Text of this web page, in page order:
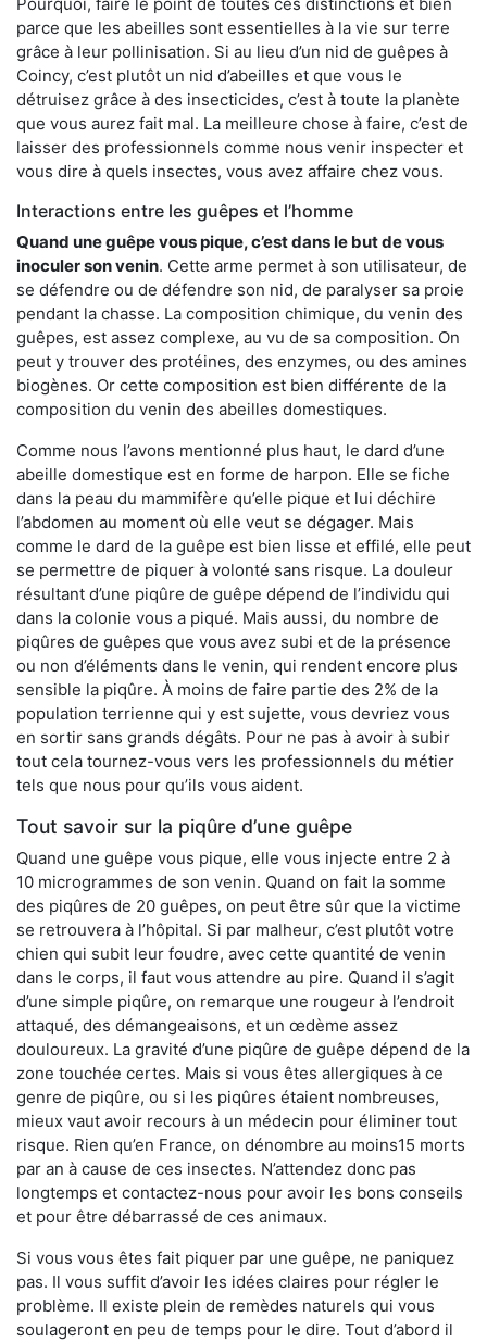
parce que les abeilles sont essentielles à la vie sur terre
grâce à leur pollinisation. Si au lieu d’un nid de guêpes à
Coincy, c’est plutôt un nid d’abeilles et que vous le
détruisez grâce à des insecticides, c’est à toute la planète
que vous aurez fait mal. La meilleure chose à faire, c’est de
laisser des professionnels comme nous venir inspecter et
vous dire à quels insectes, vous avez affaire chez vous.
Interactions entre les guêpes et l’homme
Quand une guêpe vous pique, c’est dans le but de vous
inoculer son venin. Cette arme permet à son utilisateur, de
se défendre ou de défendre son nid, de paralyser sa proie
pendant la chasse. La composition chimique, du venin des
guêpes, est assez complexe, au vu de sa composition. On
peut y trouver des protéines, des enzymes, ou des amines
biogènes. Or cette composition est bien différente de la
composition du venin des abeilles domestiques.
Comme nous l’avons mentionné plus haut, le dard d’une
abeille domestique est en forme de harpon. Elle se fiche
dans la peau du mammifère qu’elle pique et lui déchire
l’abdomen au moment où elle veut se dégager. Mais
comme le dard de la guêpe est bien lisse et effilé, elle peut
se permettre de piquer à volonté sans risque. La douleur
résultant d’une piqûre de guêpe dépend de l’individu qui
dans la colonie vous a piqué. Mais aussi, du nombre de
piqûres de guêpes que vous avez subi et de la présence
ou non d’éléments dans le venin, qui rendent encore plus
sensible la piqûre. À moins de faire partie des 2% de la
population terrienne qui y est sujette, vous devriez vous
en sortir sans grands dégâts. Pour ne pas à avoir à subir
tout cela tournez-vous vers les professionnels du métier
tels que nous pour qu’ils vous aident.
Tout savoir sur la piqûre d’une guêpe
Quand une guêpe vous pique, elle vous injecte entre 2 à
10 microgrammes de son venin. Quand on fait la somme
des piqûres de 20 guêpes, on peut être sûr que la victime
se retrouvera à l’hôpital. Si par malheur, c’est plutôt votre
chien qui subit leur foudre, avec cette quantité de venin
dans le corps, il faut vous attendre au pire. Quand il s’agit
d’une simple piqûre, on remarque une rougeur à l’endroit
attaqué, des démangeaisons, et un œdème assez
douloureux. La gravité d’une piqûre de guêpe dépend de la
zone touchée certes. Mais si vous êtes allergiques à ce
genre de piqûre, ou si les piqûres étaient nombreuses,
mieux vaut avoir recours à un médecin pour éliminer tout
risque. Rien qu’en France, on dénombre au moins15 morts
par an à cause de ces insectes. N’attendez donc pas
longtemps et contactez-nous pour avoir les bons conseils
et pour être débarrassé de ces animaux.
Si vous vous êtes fait piquer par une guêpe, ne paniquez
pas. Il vous suffit d’avoir les idées claires pour régler le
problème. Il existe plein de remèdes naturels qui vous
soulageront en peu de temps pour le dire. Tout d’abord il